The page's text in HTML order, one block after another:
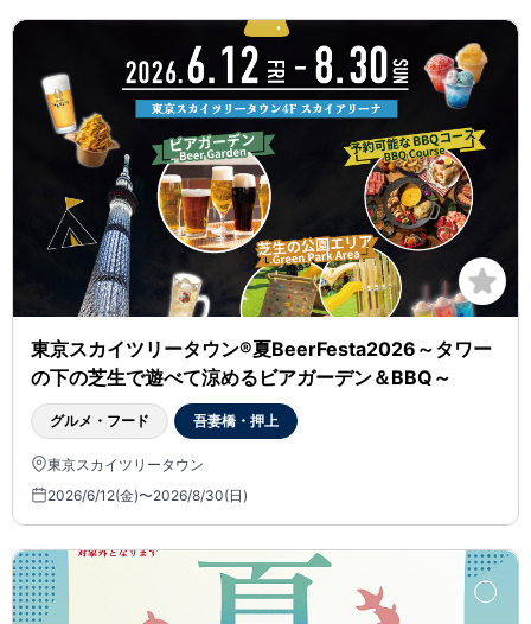
東京スカイツリータウン®夏BeerFesta2026～タワー
の下の芝生で遊べて涼めるビアガーデン＆BBQ～
グルメ・フード 吾妻橋・押上
東京スカイツリータウン
2026/6/12(金)〜2026/8/30(日)